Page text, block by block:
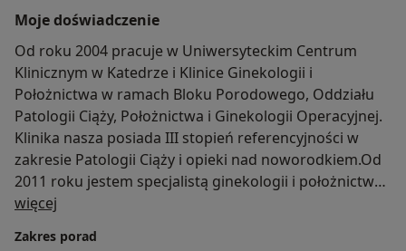
Moje doświadczenie
Od roku 2004 pracuje w Uniwersyteckim Centrum
Klinicznym w Katedrze i Klinice Ginekologii i
Położnictwa w ramach Bloku Porodowego, Oddziału
Patologii Ciąży, Położnictwa i Ginekologii Operacyjnej.
Klinika nasza posiada III stopień referencyjności w
zakresie Patologii Ciąży i opieki nad noworodkiem.Od
2011 roku jestem specjalistą ginekologii i położnictwa.
ambulatorium jak i na Oddziale Patologii Ciąży ,Bloku
więcej
Zakres porad